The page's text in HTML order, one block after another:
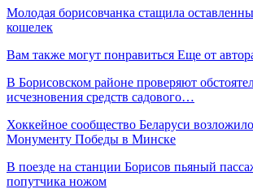
Молодая борисовчанка стащила
кошелек
Вам также могут понравиться Еще от
В Борисовском районе проверяют
исчезновения средств садового…
Хоккейное сообщество Беларуси
Монументу Победы в Минске
В поезде на станции Борисов пьяный
попутчика ножом